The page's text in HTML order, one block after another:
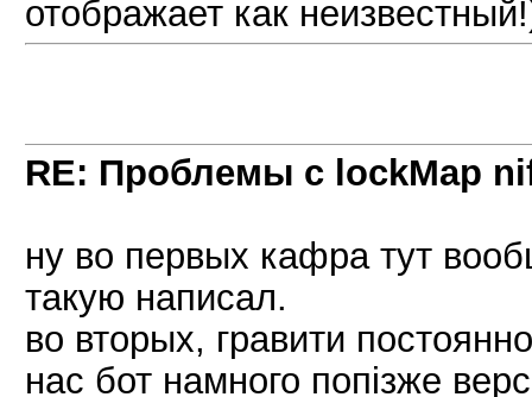
отображает как
RE: Проблемы с lockMap
ну во первых кафра тут
такую написал.
во вторых, гравити
нас бот намного попізже